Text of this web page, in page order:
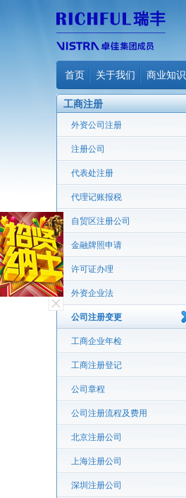
首页 关于我们 商业知识
工商注册
外资公司注册
注册公司
代表处注册
代理记账报税
自贸区注册公司
金融牌照申请
许可证办理
外资企业法
公司注册变更
工商企业年检
工商注册登记
公司章程
公司注册流程及费用
北京注册公司
上海注册公司
深圳注册公司